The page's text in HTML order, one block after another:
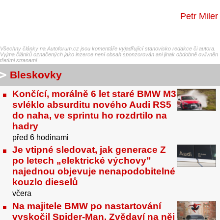
Petr Miler
Všechny články na Autoforum.cz jsou komentáře vyjadřující stanovisko redakce či autora.
Vyjma článků označených jako inzerce není obsah sponzorován ani jinak obdobně ovlivněn
třetími stranami.
Bleskovky
Končící, morálně 6 let staré BMW M3
svléklo absurditu nového Audi RS5
do naha, ve sprintu ho rozdrtilo na
hadry
před 6 hodinami
Je vtipné sledovat, jak generace Z
po letech „elektrické výchovy”
najednou objevuje nenapodobitelné
kouzlo dieselů
včera
Na majitele BMW po nastartování
vyskočil Spider-Man. Zvědaví na něj